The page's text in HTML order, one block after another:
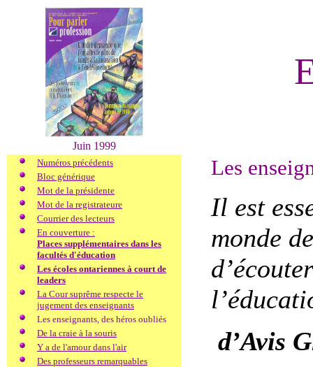
Juin 1999
Numéros précédents
Bloc générique
Mot de la présidente
Mot de la registrateure
Courrier des lecteurs
En couverture :
Places supplémentaires dans les
facultés d'éducation
Les écoles ontariennes à court de
leaders
La Cour suprême respecte le
jugement des enseignants
Les enseignants, des héros oubliés
De la craie à la souris
Y a de l'amour dans l'air
Des professeurs remarquables
Les
Il est
monde
d’Avis